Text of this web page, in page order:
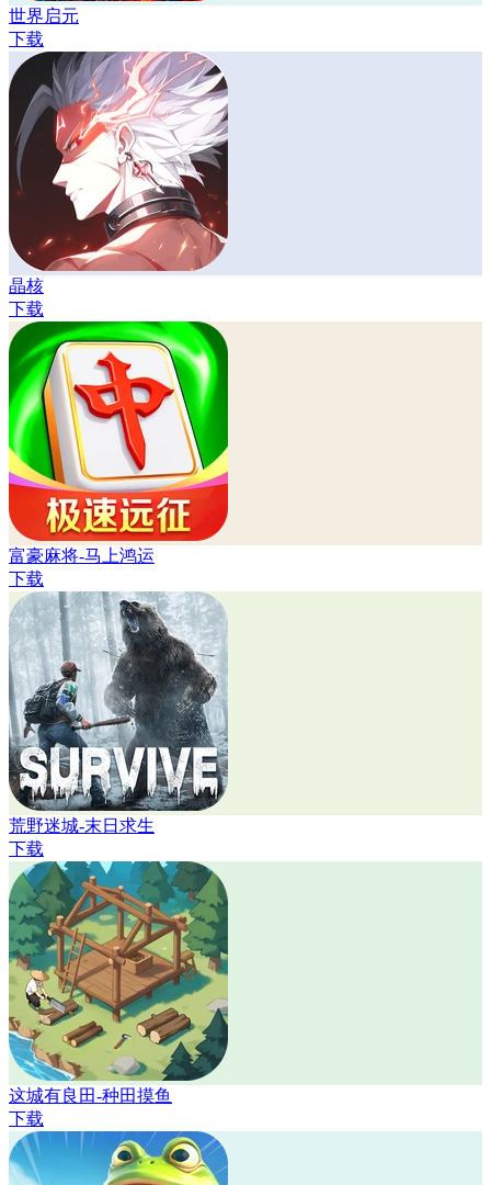
世界启元
下载
晶核
下载
富豪麻将-马上鸿运
下载
荒野迷城-末日求生
下载
这城有良田-种田摸鱼
下载